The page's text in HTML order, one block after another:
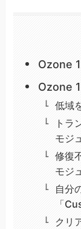
Ozone
Ozone
低域
トラ
モジ
修復
モジ
自分
「
クリ